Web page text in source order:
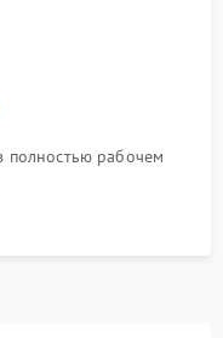
полностью рабочем